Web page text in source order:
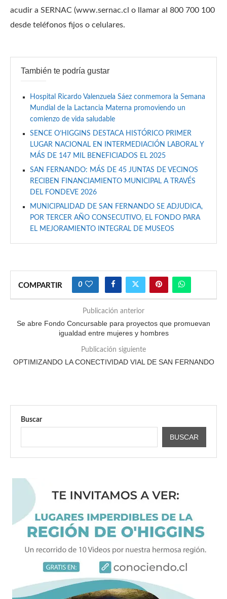
acudir a SERNAC (www.sernac.cl o llamar al 800 700 100
desde teléfonos fijos o celulares.
También te podría gustar
Hospital Ricardo Valenzuela Sáez conmemora la Semana
Mundial de la Lactancia Materna promoviendo un
comienzo de vida saludable
SENCE O’HIGGINS DESTACA HISTÓRICO PRIMER
LUGAR NACIONAL EN INTERMEDIACIÓN LABORAL Y
MÁS DE 147 MIL BENEFICIADOS EL 2025
SAN FERNANDO: MÁS DE 45 JUNTAS DE VECINOS
RECIBEN FINANCIAMIENTO MUNICIPAL A TRAVÉS
DEL FONDEVE 2026
MUNICIPALIDAD DE SAN FERNANDO SE ADJUDICA,
POR TERCER AÑO CONSECUTIVO, EL FONDO PARA
EL MEJORAMIENTO INTEGRAL DE MUSEOS
COMPARTIR 0
Publicación anterior
Se abre Fondo Concursable para proyectos que promuevan
igualdad entre mujeres y hombres
Publicación siguiente
OPTIMIZANDO LA CONECTIVIDAD VIAL DE SAN FERNANDO
Buscar
BUSCAR